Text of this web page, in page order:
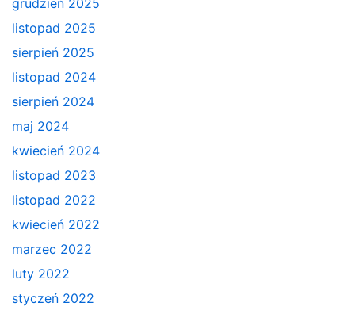
grudzień 2025
listopad 2025
sierpień 2025
listopad 2024
sierpień 2024
maj 2024
kwiecień 2024
listopad 2023
listopad 2022
kwiecień 2022
marzec 2022
luty 2022
styczeń 2022